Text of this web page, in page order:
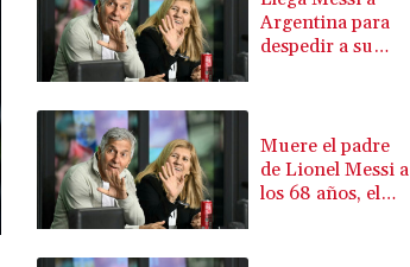
Argentina para
despedir a su
Muere el padre
de Lionel Messi a
los 68 años, el